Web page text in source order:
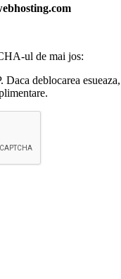
ul de mai jos:
deblocarea